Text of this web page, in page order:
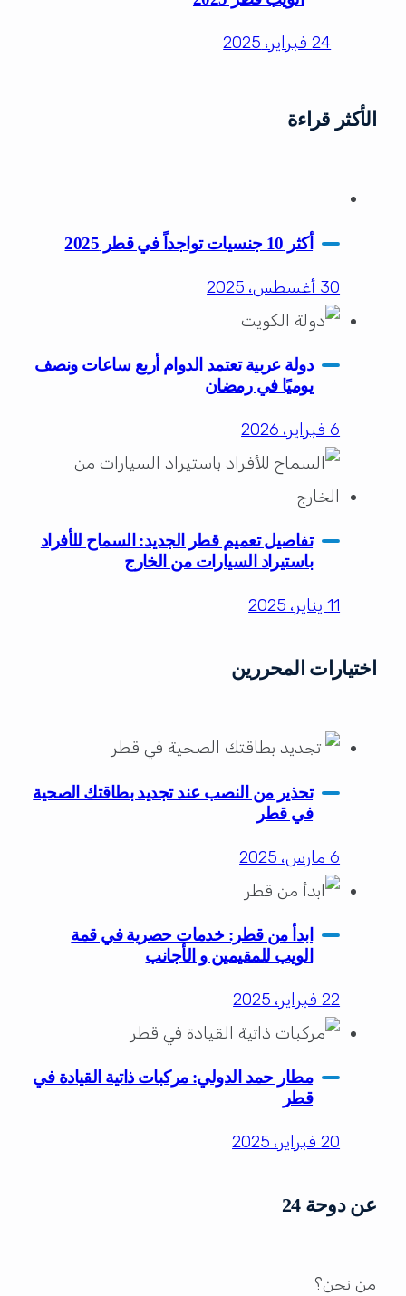
24 فبراير، 2025
الأكثر قراءة
أكثر 10 جنسيات تواجداً في قطر 2025
30 أغسطس، 2025
دولة عربية تعتمد الدوام أربع ساعات ونصف
يوميًا في رمضان
6 فبراير، 2026
تفاصيل تعميم قطر الجديد: السماح للأفراد
باستيراد السيارات من الخارج
11 يناير، 2025
اختيارات المحررين
تحذير من النصب عند تجديد بطاقتك الصحية
في قطر
6 مارس، 2025
ابدأ من قطر: خدمات حصرية في قمة
الويب للمقيمين و الأجانب
22 فبراير، 2025
مطار حمد الدولي: مركبات ذاتية القيادة في
قطر
20 فبراير، 2025
عن دوحة 24
من نحن؟